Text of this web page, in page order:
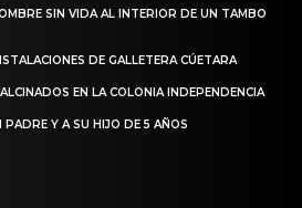
SIN VIDA AL INTERIOR DE UN TAMBO
DE GALLETERA CÚETARA
EN LA COLONIA INDEPENDENCIA
Y A SU HIJO DE 5 AÑOS